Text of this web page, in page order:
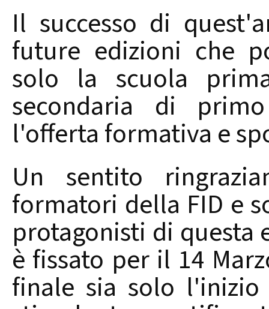
Il successo di
future edizioni che
solo la scuola
secondaria di
l'offerta formativa e
Un sentito
formatori della FID e
protagonisti di questa
è fissato per il 14
finale sia solo